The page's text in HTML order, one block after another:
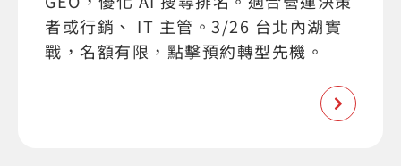
者或行銷、 IT 主管。3/26 台北內湖實
戰，名額有限，點擊預約轉型先機。